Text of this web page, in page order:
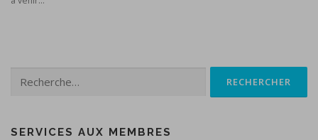
SERVICES AUX MEMBRES